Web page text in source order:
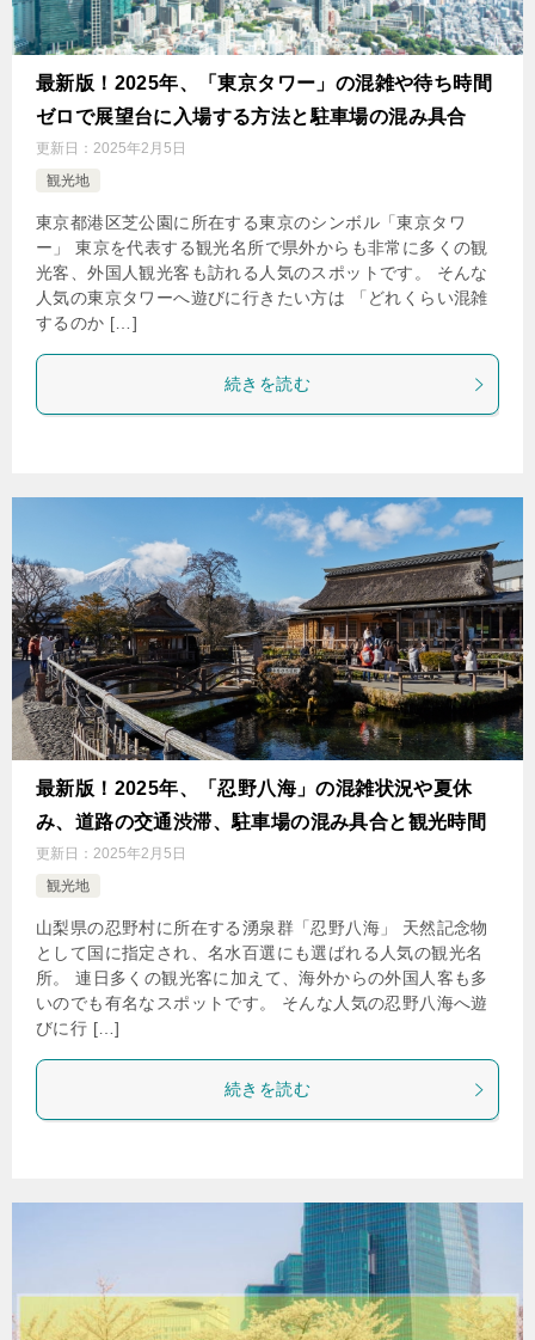
最新版！2025年、「東京タワー」の混雑や待ち時間
ゼロで展望台に入場する方法と駐車場の混み具合
更新日： 2025年2月5日
観光地
東京都港区芝公園に所在する東京のシンボル「東京タワ
ー」 東京を代表する観光名所で県外からも非常に多くの観
光客、外国人観光客も訪れる人気のスポットです。 そんな
人気の東京タワーへ遊びに行きたい方は 「どれくらい混雑
するのか […]
続きを読む
最新版！2025年、「忍野八海」の混雑状況や夏休
み、道路の交通渋滞、駐車場の混み具合と観光時間
更新日： 2025年2月5日
観光地
山梨県の忍野村に所在する湧泉群「忍野八海」 天然記念物
として国に指定され、名水百選にも選ばれる人気の観光名
所。 連日多くの観光客に加えて、海外からの外国人客も多
いのでも有名なスポットです。 そんな人気の忍野八海へ遊
びに行 […]
続きを読む